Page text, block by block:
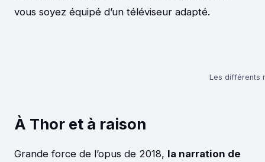
vous soyez équipé d’un téléviseur adapté.
Les différents
À Thor et à raison
Grande force de l’opus de 2018, la narration de